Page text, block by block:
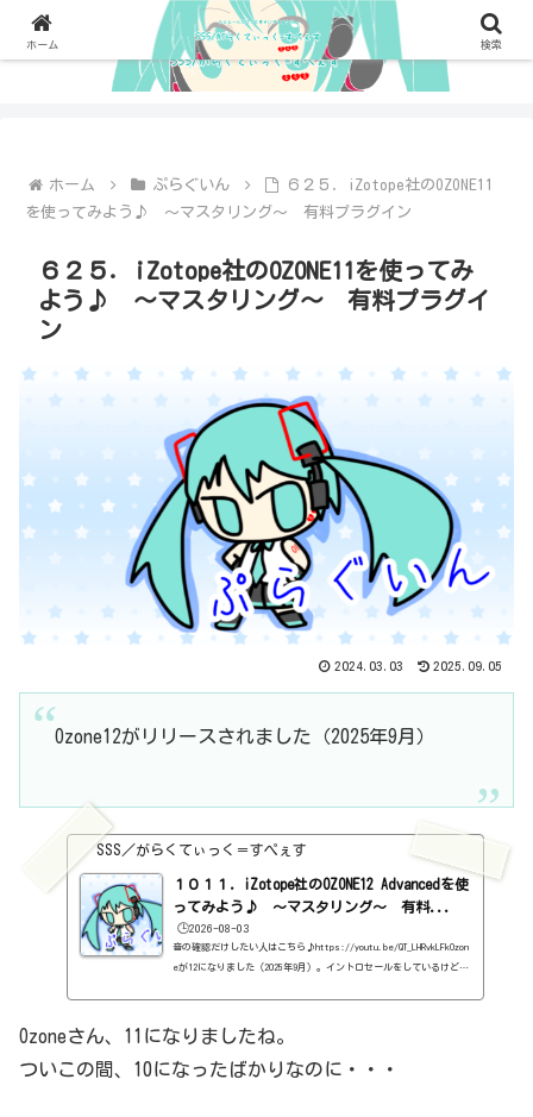
ホーム ぷらぐいん
６２５．iZotope社のOZONE11
を使ってみよう♪ ～マスタリング～ 有料プラグイン
６２５．iZotope社のOZONE11を使ってみ
よう♪ ～マスタリング～ 有料プラグイ
ン
2024.03.03 2025.09.05
Ozone12がリリースされました（2025年9月）
SSS／がらくてぃっく＝すぺぇす
１０１１．iZotope社のOZONE12 Advancedを使
ってみよう♪ ～マスタリング～ 有料...
🕒️2026-08-03
音の確認だけしたい人はこちら♪https://youtu.be/QT_LHRvkLFkOzon
eが12になりました（2025年9月）。イントロセールをしているけど、
tsを買ってから、アップグレードする方が安いみたい。iZotopeのプ
ブラックフライデーとかで新規購入もセールするんじゃなかろうか、
Ozoneさん、11になりましたね。
ついこの間、10になったばかりなのに・・・
ホーム 検索